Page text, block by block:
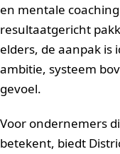
en mentale
resultaatgericht
elders, de aanpak is
ambitie, systeem
gevoel.
Voor ondernemers
betekent, biedt